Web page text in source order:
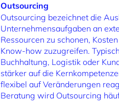
Outsourcing
Outsourcing bezeichnet die
Unternehmensaufgaben an
Ressourcen zu schonen,
Know-how zuzugreifen.
Buchhaltung, Logistik oder
stärker auf die
flexibel auf Veränderungen
Beratung wird Outsourcing